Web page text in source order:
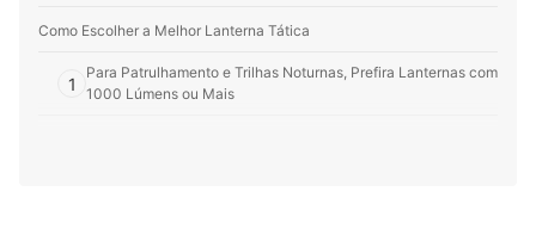
Como Escolher a Melhor Lanterna Tática
1
Para Patrulhamento e Trilhas Noturnas, Prefira Lanternas com
1000 Lúmens ou Mais